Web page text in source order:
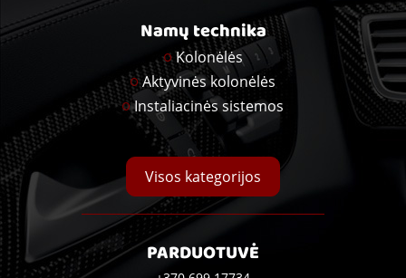
Namų technika
Kolonėlės
Aktyvinės kolonėlės
Instaliacinės sistemos
Visos kategorijos
PARDUOTUVĖ